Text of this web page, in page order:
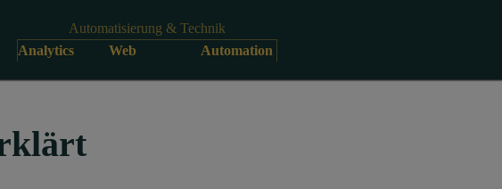
Automatisierung & Technik
Analytics
Web Automation